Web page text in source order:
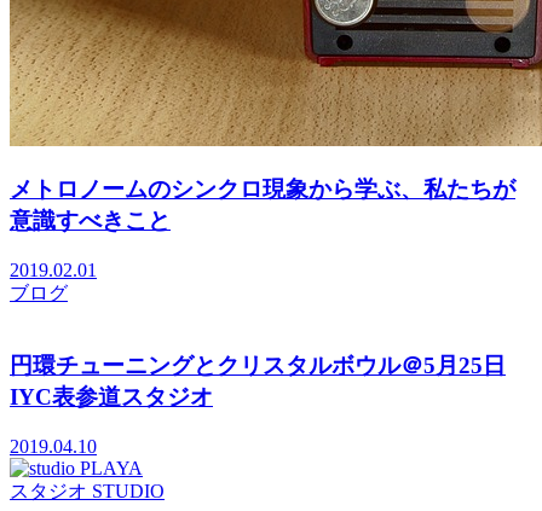
メトロノームのシンクロ現象から学ぶ、私たちが
意識すべきこと
2019.02.01
ブログ
円環チューニングとクリスタルボウル＠5月25日
IYC表参道スタジオ
2019.04.10
スタジオ STUDIO